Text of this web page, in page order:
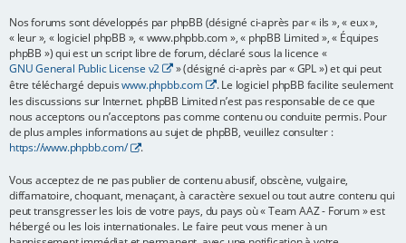
Nos forums sont développés par phpBB (désigné ci-après par « ils », « eux »,
« leur », « logiciel phpBB », « www.phpbb.com », « phpBB Limited », « Équipes
phpBB ») qui est un script libre de forum, déclaré sous la licence «
GNU General Public License v2
» (désigné ci-après par « GPL ») et qui peut
être téléchargé depuiswww.phpbb.com
. Le logiciel phpBB facilite seulement
les discussions sur Internet. phpBB Limited n’est pas responsable de ce que
nous acceptons ou n’acceptons pas comme contenu ou conduite permis. Pour
de plus amples informations au sujet de phpBB, veuillez consulter :
https://www.phpbb.com/
.
Vous acceptez de ne pas publier de contenu abusif, obscène, vulgaire,
diffamatoire, choquant, menaçant, à caractère sexuel ou tout autre contenu qui
peut transgresser les lois de votre pays, du pays où « Team AAZ - Forum » est
hébergé ou les lois internationales. Le faire peut vous mener à un